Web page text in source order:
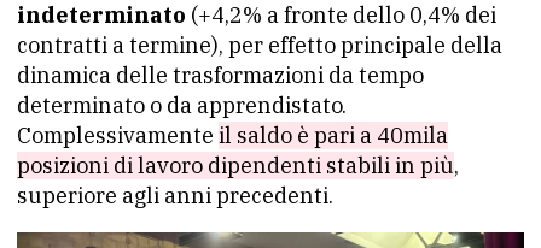
indeterminato (+4,2% a fronte dello 0,4% dei
contratti a termine), per effetto principale della
dinamica delle trasformazioni da tempo
determinato o da apprendistato.
Complessivamente il saldo è pari a 40mila
posizioni di lavoro dipendenti stabili in più,
superiore agli anni precedenti.